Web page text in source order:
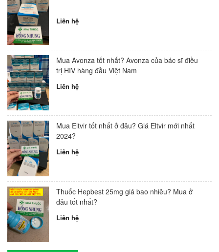
Liên hệ
Mua Avonza tốt nhất? Avonza của bác sĩ điều
trị HIV hàng đầu Việt Nam
Liên hệ
Mua Eltvir tốt nhất ở đâu? Giá Eltvir mới nhất
2024?
Liên hệ
Thuốc Hepbest 25mg giá bao nhiêu? Mua ở
đâu tốt nhất?
Liên hệ